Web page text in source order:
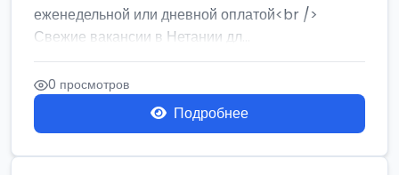
еженедельной или дневной оплатой<br />
Свежие вакансии в Нетании дл...
0 просмотров
Подробнее